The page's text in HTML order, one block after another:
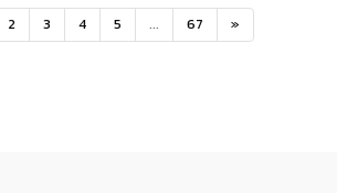
2 3 4 5 ... 67 »